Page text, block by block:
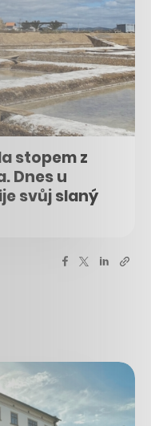
stopem z
Dnes u
svůj slaný